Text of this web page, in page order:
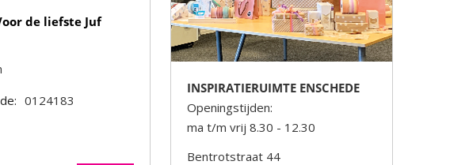
de liefste Juf
0124183
INSPIRATIERUIMTE ENSCHEDE
Openingstijden:
ma t/m vrij 8.30 - 12.30
Bentrotstraat 44